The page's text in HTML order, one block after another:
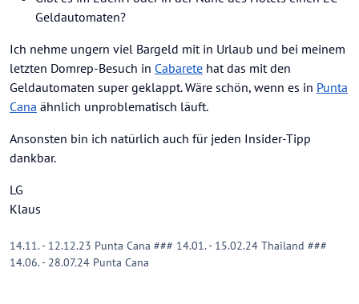
Geldautomaten?
Ich nehme ungern viel Bargeld mit in Urlaub und bei meinem
letzten Domrep-Besuch in Cabarete hat das mit den
Geldautomaten super geklappt. Wäre schön, wenn es in Punta
Cana ähnlich unproblematisch läuft.
Ansonsten bin ich natürlich auch für jeden Insider-Tipp
dankbar.
LG
Klaus
14.11. - 12.12.23 Punta Cana ### 14.01. - 15.02.24 Thailand ###
14.06. - 28.07.24 Punta Cana